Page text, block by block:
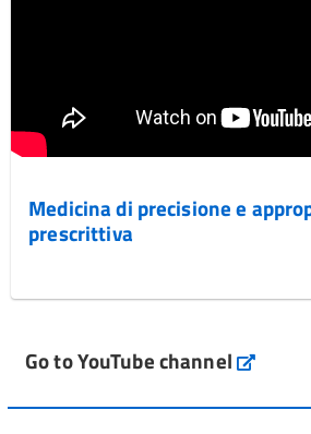
Medicina di precisione e
prescrittiva
Go to YouTube channel